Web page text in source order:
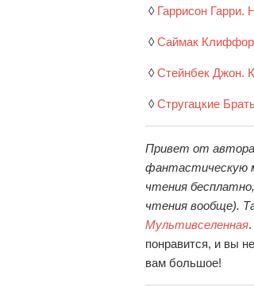
◊ Гаррисон Гарри.
◊Саймак
◊Стейнбек Джон.
◊Стругацкие
Привет от
фантастическую
чтения
чтения вообще).
Мультивселенная
понравится, и вы
вам большое!